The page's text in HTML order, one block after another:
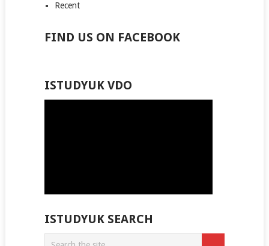
Recent
FIND US ON FACEBOOK
ISTUDYUK VDO
ISTUDYUK SEARCH